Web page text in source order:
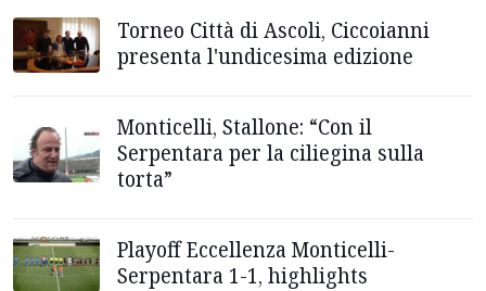
Torneo Città di Ascoli, Ciccoianni
presenta l'undicesima edizione
Monticelli, Stallone: “Con il
Serpentara per la ciliegina sulla
torta”
Playoff Eccellenza Monticelli-
Serpentara 1-1, highlights